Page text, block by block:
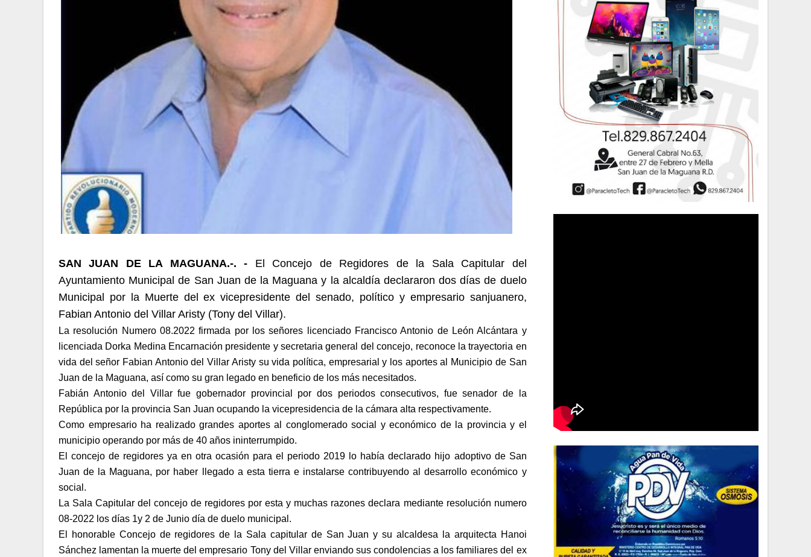
SAN JUAN DE LA MAGUANA.-. - El Concejo de Regidores de la Sala Capitular del
Ayuntamiento Municipal de San Juan de la Maguana y la alcaldía declararon dos días de duelo
Municipal por la Muerte del ex vicepresidente del senado, político y empresario sanjuanero,
Fabian Antonio del Villar Aristy (Tony del Villar).
La resolución Numero 08.2022 firmada por los señores licenciado Francisco Antonio de León Alcántara y
licenciada Dorka Medina Encarnación presidente y secretaria general del concejo, reconoce la trayectoria en
vida del señor Fabian Antonio del Villar Aristy su vida política, empresarial y los aportes al Municipio de San
Juan de la Maguana, así como su gran legado en beneficio de los más necesitados.
Fabián Antonio del Villar fue gobernador provincial por dos periodos consecutivos, fue senador de la
República por la provincia San Juan ocupando la vicepresidencia de la cámara alta respectivamente.
Como empresario ha realizado grandes aportes al conglomerado social y económico de la provincia y el
municipio operando por más de 40 años ininterrumpido.
El concejo de regidores ya en otra ocasión para el periodo 2019 lo había declarado hijo adoptivo de San
Juan de la Maguana, por haber llegado a esta tierra e instalarse contribuyendo al desarrollo económico y
social.
La Sala Capitular del concejo de regidores por esta y muchas razones declara mediante resolución numero
08-2022 los días 1y 2 de Junio día de duelo municipal.
El honorable Concejo de regidores de la Sala capitular de San Juan y su alcaldesa la arquitecta Hanoi
Sánchez lamentan la muerte del empresario Tony del Villar enviando sus condolencias a los familiares del ex